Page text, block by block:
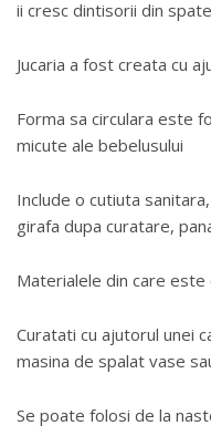
ii cresc dintisorii din spate
Jucaria a fost creata cu
Forma sa circulara este
micute ale bebelusului
Include o cutiuta
girafa dupa curatare,
Materialele din care este
Curatati cu ajutorul unei
masina de spalat vase
Se poate folosi de la